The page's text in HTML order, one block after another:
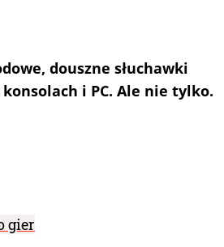
douszne słuchawki
i PC. Ale nie tylko.
gier